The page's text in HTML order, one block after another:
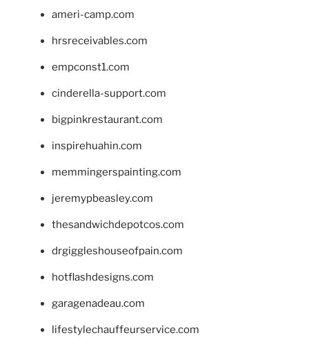
ameri-camp.com
hrsreceivables.com
empconst1.com
cinderella-support.com
bigpinkrestaurant.com
inspirehuahin.com
memmingerspainting.com
jeremypbeasley.com
thesandwichdepotcos.com
drgiggleshouseofpain.com
hotflashdesigns.com
garagenadeau.com
lifestylechauffeurservice.com